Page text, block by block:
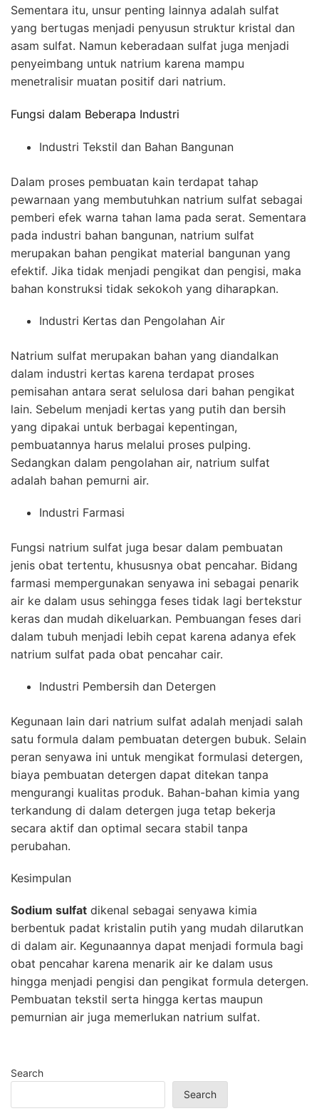
Sementara itu, unsur penting lainnya adalah sulfat
yang bertugas menjadi penyusun struktur kristal dan
asam sulfat. Namun keberadaan sulfat juga menjadi
penyeimbang untuk natrium karena mampu
menetralisir muatan positif dari natrium.
Fungsi dalam Beberapa Industri
Industri Tekstil dan Bahan Bangunan
Dalam proses pembuatan kain terdapat tahap
pewarnaan yang membutuhkan natrium sulfat sebagai
pemberi efek warna tahan lama pada serat. Sementara
pada industri bahan bangunan, natrium sulfat
merupakan bahan pengikat material bangunan yang
efektif. Jika tidak menjadi pengikat dan pengisi, maka
bahan konstruksi tidak sekokoh yang diharapkan.
Industri Kertas dan Pengolahan Air
Natrium sulfat merupakan bahan yang diandalkan
dalam industri kertas karena terdapat proses
pemisahan antara serat selulosa dari bahan pengikat
lain. Sebelum menjadi kertas yang putih dan bersih
yang dipakai untuk berbagai kepentingan,
pembuatannya harus melalui proses pulping.
Sedangkan dalam pengolahan air, natrium sulfat
adalah bahan pemurni air.
Industri Farmasi
Fungsi natrium sulfat juga besar dalam pembuatan
jenis obat tertentu, khususnya obat pencahar. Bidang
farmasi mempergunakan senyawa ini sebagai penarik
air ke dalam usus sehingga feses tidak lagi bertekstur
keras dan mudah dikeluarkan. Pembuangan feses dari
dalam tubuh menjadi lebih cepat karena adanya efek
natrium sulfat pada obat pencahar cair.
Industri Pembersih dan Detergen
Kegunaan lain dari natrium sulfat adalah menjadi salah
satu formula dalam pembuatan detergen bubuk. Selain
peran senyawa ini untuk mengikat formulasi detergen,
biaya pembuatan detergen dapat ditekan tanpa
mengurangi kualitas produk. Bahan-bahan kimia yang
terkandung di dalam detergen juga tetap bekerja
secara aktif dan optimal secara stabil tanpa
perubahan.
Kesimpulan
Sodium sulfat dikenal sebagai senyawa kimia
berbentuk padat kristalin putih yang mudah dilarutkan
di dalam air. Kegunaannya dapat menjadi formula bagi
obat pencahar karena menarik air ke dalam usus
hingga menjadi pengisi dan pengikat formula detergen.
Pembuatan tekstil serta hingga kertas maupun
pemurnian air juga memerlukan natrium sulfat.
Search
Search